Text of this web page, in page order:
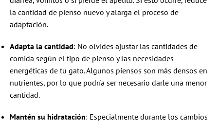
la cantidad de pienso nuevo y alarga el proceso de
adaptación.
Adapta la cantidad: No olvides ajustar las cantidades de
comida según el tipo de pienso y las necesidades
energéticas de tu gato. Algunos piensos son más densos en
nutrientes, por lo que podría ser necesario darle una menor
cantidad.
Mantén su hidratación: Especialmente durante los cambios